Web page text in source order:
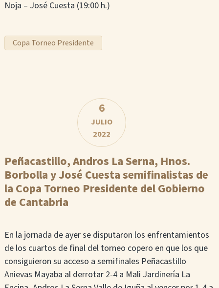
Noja – José Cuesta (19:00 h.)
Copa Torneo Presidente
6
JULIO
2022
Peñacastillo, Andros La Serna, Hnos.
Borbolla y José Cuesta semifinalistas de
la Copa Torneo Presidente del Gobierno
de Cantabria
En la jornada de ayer se disputaron los enfrentamientos
de los cuartos de final del torneo copero en que los que
consiguieron su acceso a semifinales Peñacastillo
Anievas Mayaba al derrotar 2-4 a Mali Jardinería La